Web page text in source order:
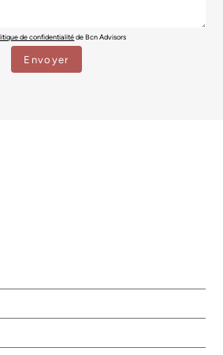
de confidentialitéde Bcn Advisors